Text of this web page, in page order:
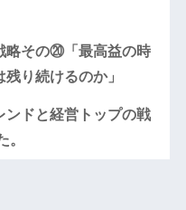
略その⑳「最高益の時
り続けるのか」
ンドと経営トップの戦
。